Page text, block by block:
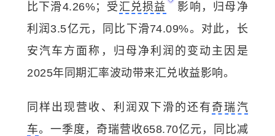
比下滑4.26%；受 汇兑损益
影响，归母净
利润3.5亿元，同比下滑74.09%。对此，长
安汽车方面称，归母净利润的变动主因是
2025年同期汇率波动带来汇兑收益影响。
同样出现营收、利润双下滑的还有 奇瑞汽
车。一季度，奇瑞营收658.70亿元，同比减